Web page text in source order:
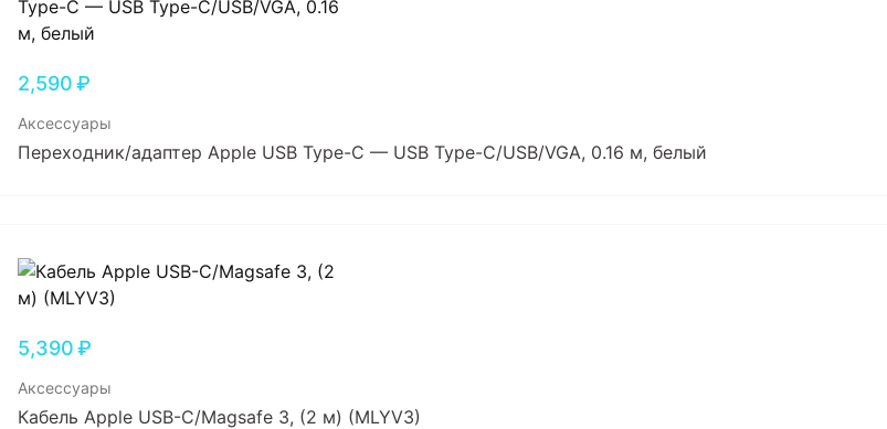
2,590₽
Аксессуары
Переходник/адаптер Apple USB Type-C — USB Type-C/USB/VGA, 0.16 м, белый
5,390₽
Аксессуары
Кабель Apple USB-C/Magsafe 3, (2 м) (MLYV3)